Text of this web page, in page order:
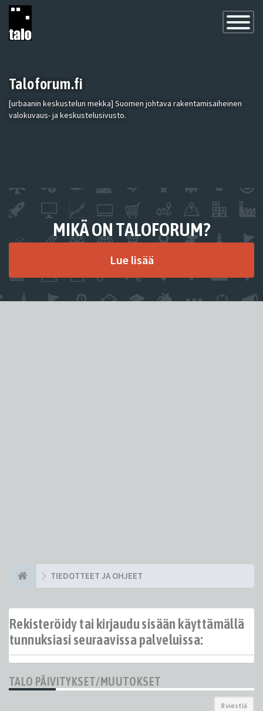
Toggle
Taloforum.fi
[urbaanin keskustelun mekka] Suomen johtava rakentamisaiheinen
valokuvaus- ja keskustelusivusto.
MIKÄ ON TALOFORUM?
Lue lisää
TIEDOTTEET JA OHJEET
Rekisteröidy tai kirjaudu sisään käyttämällä
tunnuksiasi seuraavissa palveluissa:
TALO PÄIVITYKSET/MUUTOKSET
8 viestiä